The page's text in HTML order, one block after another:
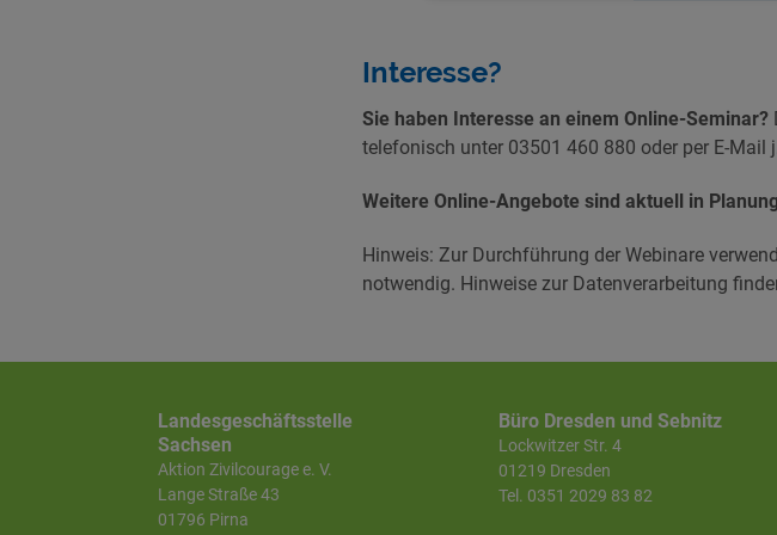
Interesse?
Sie haben Interesse an einem Online-Seminar?
telefonisch unter 03501 460 880 oder per E-
Weitere Online-Angebote sind aktuell in
Hinweis: Zur Durchführung der Webinare
notwendig. Hinweise zur Datenverarbeitung
Landesgeschäftsstelle
Sachsen
Aktion Zivilcourage e. V.
Lange Straße 43
01796 Pirna
Büro Dresden und Sebnitz
Lockwitzer Str. 4
01219 Dresden
Tel. 0351 2029 83 82